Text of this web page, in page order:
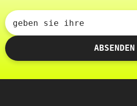
geben sie ihre
ABSENDEN